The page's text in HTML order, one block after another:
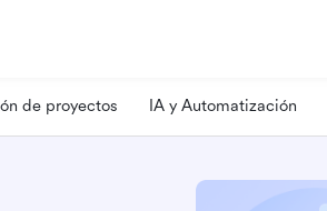
de proyectos IA y Automatización